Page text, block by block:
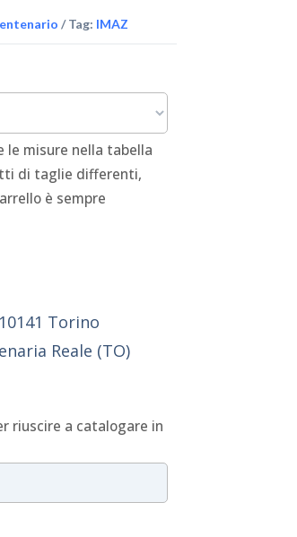
Tag: IMAZ
le misure nella tabella
di taglie differenti,
è sempre
Torino
Reale (TO)
riuscire a catalogare in